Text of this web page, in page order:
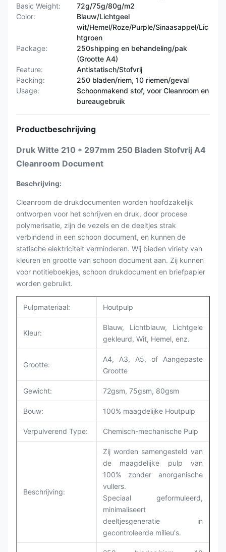
Basic Weight:
72g/75g/80g/m2
Color:
Blauw/Lichtgeel
wit/Hemel/Roze/Purple/Sinaasappel/Lic
htgroen
Package:
250shipping en behandeling/pak
(Grootte A4)
Feature:
Antistatisch/Stofvrij
Packing:
250 bladen/riem, 10 riemen/geval
Usage:
Schoonmakend stof, voor Cleanroom en
bureaugebruik
Productbeschrijving
Druk Witte 210 * 297mm 250 Bladen Stofvrij A4
Cleanroom Document
Beschrijving:
Cleanroom de drukdocumenten worden hoofdzakelijk
ontworpen voor het schrijven en druk, door procese
polymerisatie, zijn de vezels en de deeltjes strak
verbindend in een schoon document, en kunnen de
statische elektriciteit verminderen. Wij bieden viriety van
kleuren en grootte van schoon document aan. Zij kunnen
voor notitieboekjes, schoon drukdocument en briefpapier
worden gebruikt.
Pulpmateriaal: Houtpulp
Kleur:
Blauw, Lichtblauw, Lichtgele
gekleurd, Wit, Hemel, enz.
Grootte:
A4, A3, A5, of Aangepaste
Grootte
Gewicht: 72gsm, 75gsm, 80gsm
Bouw: 100% maagdelijke Houtpulp
Verpulverend Type: Chemisch-mechanische Pulp
Beschrijving:
Zij worden samengesteld van
de maagdelijke pulp van
100% zonder anorganische
vullers.
Speciaal geformuleerd,
minimaliseert
deeltjesgeneratie in
gecontroleerde milieu's.